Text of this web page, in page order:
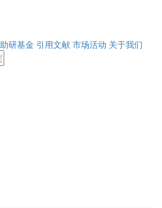
助研基金 引用文献 市场活动 关于我们